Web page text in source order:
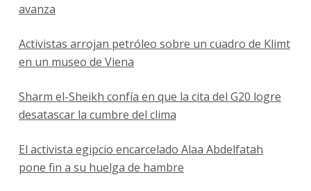
avanza
Activistas arrojan petróleo sobre un cuadro de Klimt
en un museo de Viena
Sharm el-Sheikh confía en que la cita del G20 logre
desatascar la cumbre del clima
El activista egipcio encarcelado Alaa Abdelfatah
pone fin a su huelga de hambre